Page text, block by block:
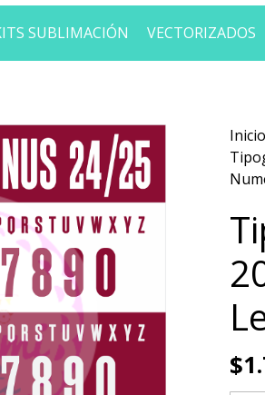
SUBLIMACIÓN VECTORIZADOS
Inicio